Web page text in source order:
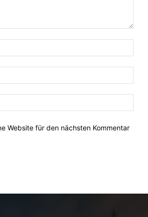
Mail:*
Website für den nächsten Kommentar